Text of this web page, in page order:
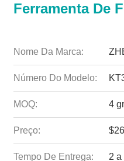
Ferramenta De
Nome Da Marca:
Número Do Modelo:
MOQ: 4
Preço:
Tempo De Entrega: 2 a